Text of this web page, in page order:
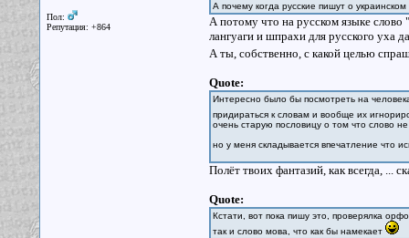
Пол:
Репутация: +864
А почему когда русские пишут о
А потому что на русском языке
лангуаги и шпрахи для русского уха
А ты, собственно, с какой целью
Quote:
Интересно было бы посмотреть на
придираться к словам и вообще их
очень старую пословицу о том что слово
но у меня складывается впечатление что
Полёт твоих фантазий, как всегда, ...
Quote:
Кстати, вот пока пишу это, проверялка
так и слово мова, что как бы намекает